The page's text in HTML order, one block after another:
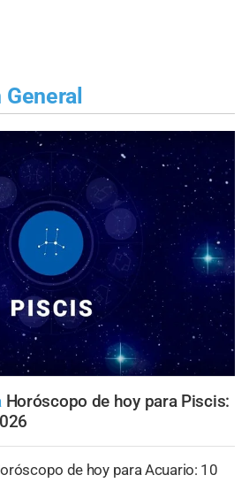
Horóscopo de hoy para Piscis:
de hoy para Acuario: 10